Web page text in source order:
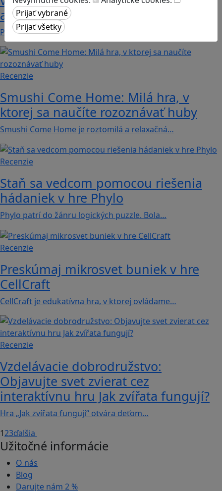
akcii je zábavnou lekciou o imunite
Pod názvom Bunky v akcii sa skrýva mobilná akčná…
Recenzie
Smushi Come Home: Milá hra, v
ktorej sa naučíte rozoznávať huby
Smushi Come Home je roztomilá a relaxačná…
Recenzie
Staň sa vedcom pomocou riešenia
hádaniek v hre Phylo
Phylo patrí do žánru logických puzzle. Bola…
Recenzie
Preskúmaj mikrosvet buniek v hre
CellCraft
CellCraft je edukatívna hra, v ktorej ovládame…
Recenzie
Vzdelávacie dobrodružstvo:
Objavujte svet zvierat cez
interaktívnu hru Jak zvířata fungují?
Hra „Jak zvířata fungují“ otvára deťom…
123ďalšia
Užitočné informácie
O nás
Blog
Darujte nám 2 %